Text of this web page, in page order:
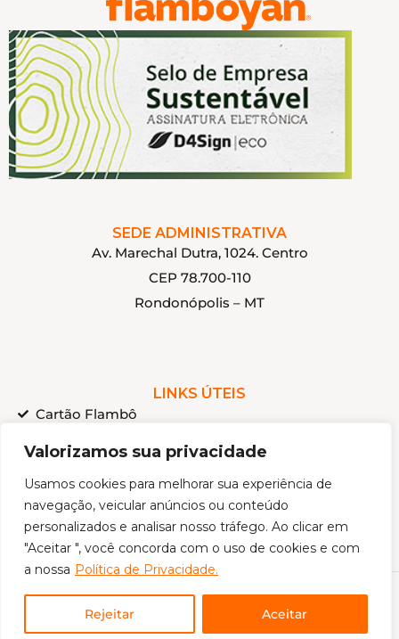
Valorizamos sua privacidade
Usamos cookies para melhorar sua experiência de
navegação, veicular anúncios ou conteúdo
personalizados e analisar nosso tráfego. Ao clicar em
"Aceitar ", você concorda com o uso de cookies e com
a nossa Política de Privacidade.
Rejeitar Aceitar
SEDE ADMINISTRATIVA
Av. Marechal Dutra, 1024. Centro
CEP 78.700-110
Rondonópolis – MT
LINKS ÚTEIS
Cartão Flambô
Política de Privacidade
Regulamento Interno Grupo Flamboyan
Ouvidoria
© Flamboyan. Todos os direitos reservados.
Desenvolvimento by
Site House